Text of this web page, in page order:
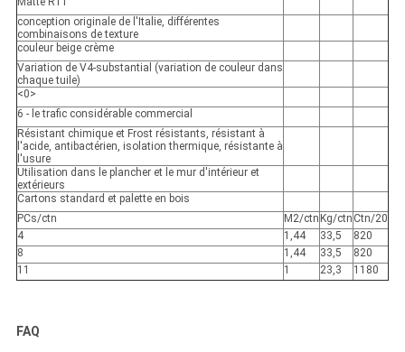
conception originale de l'Italie, différentes
combinaisons de texture
couleur beige crème
Variation de V4-substantial (variation de couleur dans
chaque tuile)
<0>
6 - le trafic considérable commercial
Résistant chimique et Frost résistants, résistant à
l'acide, antibactérien, isolation thermique, résistante à
l'usure
Utilisation dans le plancher et le mur d'intérieur et
extérieurs
Cartons standard et palette en bois
PCs/ctn
M2/ctn Kg/ctn Ctn/20
4
1,44 33,5
820
8
1,44 33,5
820
11
1 23,3 1180
FAQ